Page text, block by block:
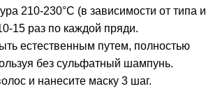
210-230°С (в зависимости от типа и
15 раз по каждой пряди.
естественным путем, полностью
без сульфатный шампунь.
и нанесите маску 3 шаг.